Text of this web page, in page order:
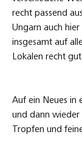
recht passend
Ungarn auch
insgesamt auf
Lokalen recht
Auf ein Neues in
und dann wieder
Tropfen und